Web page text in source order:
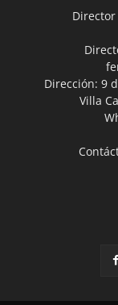
Dirección: 9
Villa